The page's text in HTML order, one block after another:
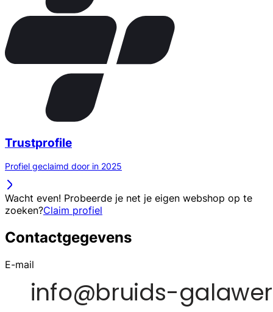
Trustprofile
Profiel geclaimd door in 2025
Wacht even! Probeerde je net je eigen webshop op te
zoeken?Claim profiel
Contactgegevens
E-mail